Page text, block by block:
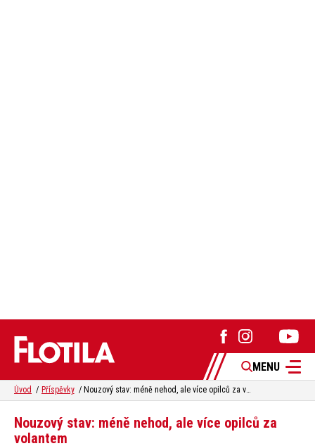
MENU
Úvod Příspěvky Nouzový stav: méně nehod, ale více opilců za volantem
Nouzový stav: méně nehod, ale více opilců za
volantem